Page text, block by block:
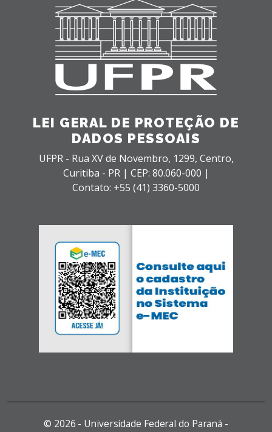
LEI GERAL DE PROTEÇÃO DE
DADOS PESSOAIS
UFPR - Rua XV de Novembro, 1299, Centro,
Curitiba - PR | CEP: 80.060-000 |
Contato: +55 (41) 3360-5000
© 2026 - Universidade Federal do Paraná -